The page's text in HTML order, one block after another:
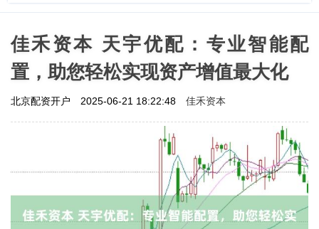
佳禾资本 天宇优配：专业智能配
置，助您轻松实现资产增值最大化
北京配资开户 2025-06-21 18:22:48 佳禾资本